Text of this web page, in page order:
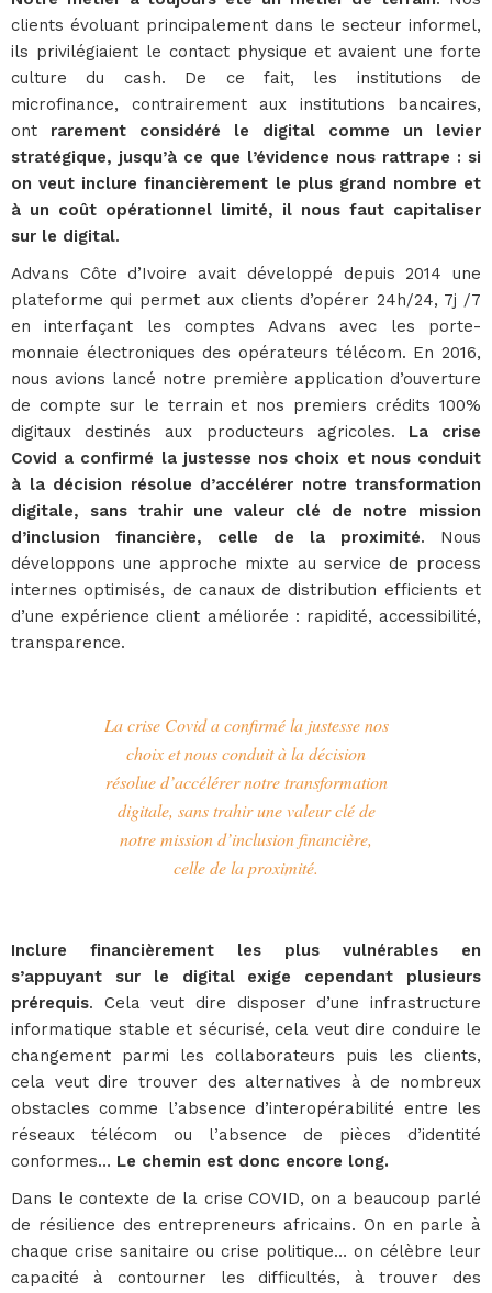
clients évoluant principalement dans le secteur informel,
ils privilégiaient le contact physique et avaient une forte
culture du cash. De ce fait, les institutions de
microfinance, contrairement aux institutions bancaires,
ont rarement considéré le digital comme un levier
stratégique, jusqu’à ce que l’évidence nous rattrape : si
on veut inclure financièrement le plus grand nombre et
à un coût opérationnel limité, il nous faut capitaliser
sur le digital.
Advans Côte d’Ivoire avait développé depuis 2014 une
plateforme qui permet aux clients d’opérer 24h/24, 7j /7
en interfaçant les comptes Advans avec les porte-
monnaie électroniques des opérateurs télécom. En 2016,
nous avions lancé notre première application d’ouverture
de compte sur le terrain et nos premiers crédits 100%
digitaux destinés aux producteurs agricoles. La crise
Covid a confirmé la justesse nos choix et nous conduit
à la décision résolue d’accélérer notre transformation
digitale,
sans trahir une valeur clé de notre mission
d’inclusion financière, celle de la proximité. Nous
développons une approche mixte au service de process
internes optimisés, de canaux de distribution efficients et
d’une expérience client améliorée : rapidité, accessibilité,
transparence.
La crise Covid a confirmé la justesse nos
choix et nous conduit à la décision
résolue d’accélérer notre transformation
digitale, sans trahir une valeur clé de
notre mission d’inclusion financière,
celle de la proximité.
Inclure financièrement les plus vulnérables en
s’appuyant sur le digital exige cependant plusieurs
prérequis. Cela veut dire disposer d’une infrastructure
informatique stable et sécurisé, cela veut dire conduire le
changement parmi les collaborateurs puis les clients,
cela veut dire trouver des alternatives à de nombreux
obstacles comme l’absence d’interopérabilité entre les
réseaux télécom ou l’absence de pièces d’identité
conformes… Le chemin est donc encore long.
Dans le contexte de la crise COVID, on a beaucoup parlé
de résilience des entrepreneurs africains. On en parle à
chaque crise sanitaire ou crise politique… on célèbre leur
capacité à contourner les difficultés, à trouver des